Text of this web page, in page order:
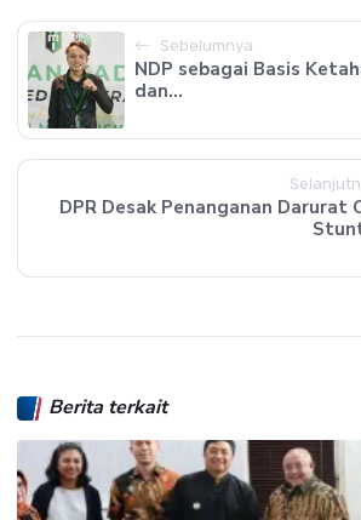
Sebelumnya
NDP sebagai Basis
dan...
DPR Desak Penanganan Darurat
Berita terkait